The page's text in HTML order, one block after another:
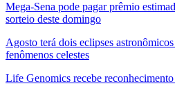
Mega-Sena pode pagar prêmio
sorteio deste domingo
Agosto terá dois eclipses
fenômenos celestes
Life Genomics recebe